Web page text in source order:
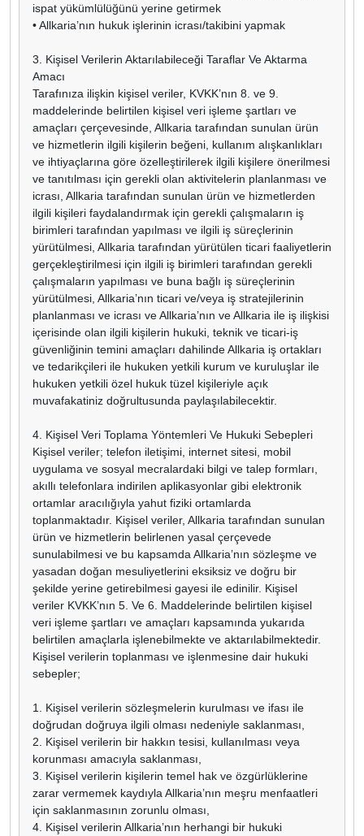
ispat yükümlülüğünü yerine getirmek
• Allkaria’nın hukuk işlerinin icrası/takibini yapmak
3. Kişisel Verilerin Aktarılabileceği Taraflar Ve Aktarma
Amacı
Tarafınıza ilişkin kişisel veriler, KVKK’nın 8. ve 9.
maddelerinde belirtilen kişisel veri işleme şartları ve
amaçları çerçevesinde, Allkaria tarafından sunulan ürün
ve hizmetlerin ilgili kişilerin beğeni, kullanım alışkanlıkları
ve ihtiyaçlarına göre özelleştirilerek ilgili kişilere önerilmesi
ve tanıtılması için gerekli olan aktivitelerin planlanması ve
icrası, Allkaria tarafından sunulan ürün ve hizmetlerden
ilgili kişileri faydalandırmak için gerekli çalışmaların iş
birimleri tarafından yapılması ve ilgili iş süreçlerinin
yürütülmesi, Allkaria tarafından yürütülen ticari faaliyetlerin
gerçekleştirilmesi için ilgili iş birimleri tarafından gerekli
çalışmaların yapılması ve buna bağlı iş süreçlerinin
yürütülmesi, Allkaria’nın ticari ve/veya iş stratejilerinin
planlanması ve icrası ve Allkaria’nın ve Allkaria ile iş ilişkisi
içerisinde olan ilgili kişilerin hukuki, teknik ve ticari-iş
güvenliğinin temini amaçları dahilinde Allkaria iş ortakları
ve tedarikçileri ile hukuken yetkili kurum ve kuruluşlar ile
hukuken yetkili özel hukuk tüzel kişileriyle açık
muvafakatiniz doğrultusunda paylaşılabilecektir.
4. Kişisel Veri Toplama Yöntemleri Ve Hukuki Sebepleri
Kişisel veriler; telefon iletişimi, internet sitesi, mobil
uygulama ve sosyal mecralardaki bilgi ve talep formları,
akıllı telefonlara indirilen aplikasyonlar gibi elektronik
ortamlar aracılığıyla yahut fiziki ortamlarda
toplanmaktadır. Kişisel veriler, Allkaria tarafından sunulan
ürün ve hizmetlerin belirlenen yasal çerçevede
sunulabilmesi ve bu kapsamda Allkaria’nın sözleşme ve
yasadan doğan mesuliyetlerini eksiksiz ve doğru bir
şekilde yerine getirebilmesi gayesi ile edinilir. Kişisel
veriler KVKK’nın 5. Ve 6. Maddelerinde belirtilen kişisel
veri işleme şartları ve amaçları kapsamında yukarıda
belirtilen amaçlarla işlenebilmekte ve aktarılabilmektedir.
Kişisel verilerin toplanması ve işlenmesine dair hukuki
sebepler;
1. Kişisel verilerin sözleşmelerin kurulması ve ifası ile
doğrudan doğruya ilgili olması nedeniyle saklanması,
2. Kişisel verilerin bir hakkın tesisi, kullanılması veya
korunması amacıyla saklanması,
3. Kişisel verilerin kişilerin temel hak ve özgürlüklerine
zarar vermemek kaydıyla Allkaria’nın meşru menfaatleri
için saklanmasının zorunlu olması,
4. Kişisel verilerin Allkaria’nın herhangi bir hukuki